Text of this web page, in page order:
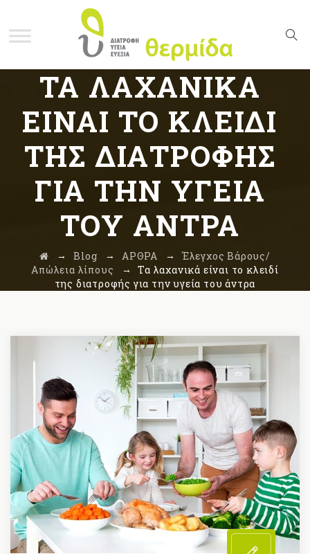
ΤΑ ΛΑΧΑΝΙΚΆ
ΕΊΝΑΙ ΤΟ ΚΛΕΙΔΊ
ΤΗΣ ΔΙΑΤΡΟΦΉΣ
ΓΙΑ ΤΗΝ ΥΓΕΊΑ
ΤΟΥ ΆΝΤΡΑ
→ Blog → ΑΡΘΡΑ → Έλεγχος Βάρους/
Απώλεια λίπους → Τα λαχανικά είναι το κλειδί
της διατροφής για την υγεία του άντρα